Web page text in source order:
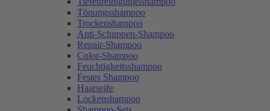
Tönungsshampoo
Trockenshampoo
Anti-Schuppen-Shampoo
Repair-Shampoo
Color-Shampoo
Feuchtigkeitsshampoo
Festes Shampoo
Haarseife
Lockenshampoo